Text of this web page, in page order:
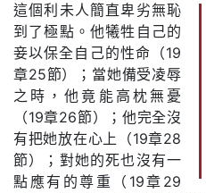
這個利未人簡直卑劣無恥
到了極點。他犧牲自己的
妾以保全自己的性命（19
章25節）；當她備受凌辱
之時，他竟能高枕無憂
（19章26節）；他完全沒
有把她放在心上（19章28
節）；對她的死也沒有一
點應有的尊重（19章29